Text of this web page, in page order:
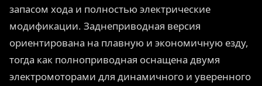
запасом хода и полностью электрические
модификации. Заднеприводная версия
ориентирована на плавную и экономичную езду,
тогда как полноприводная оснащена двумя
электромоторами для динамичного и уверенного